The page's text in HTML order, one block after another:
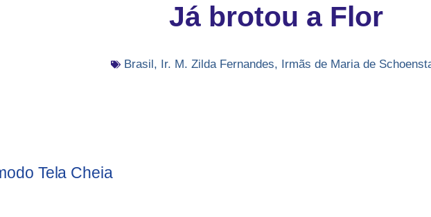
Já brotou a Flor
Brasil, Ir. M. Zilda Fernandes, Irmãs de Maria de
Tela Cheia